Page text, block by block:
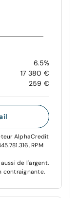
6.5%
17 380 €
259 €
AlphaCredit
RPM
de l'argent.
contraignante.